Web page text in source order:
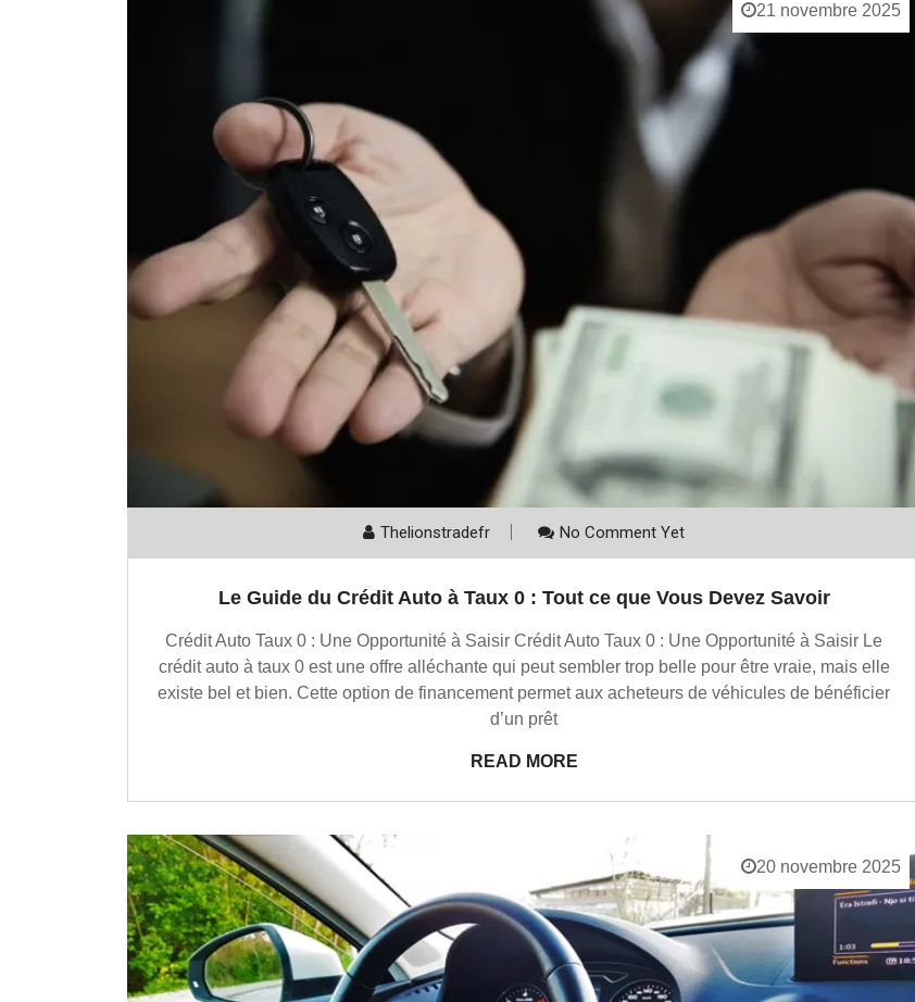
21 novembre 2025
Thelionstradefr No Comment Yet
Le Guide du Crédit Auto à Taux 0 : Tout ce que Vous Devez Savoir
Crédit Auto Taux 0 : Une Opportunité à Saisir Crédit Auto Taux 0 : Une Opportunité à Saisir Le
crédit auto à taux 0 est une offre alléchante qui peut sembler trop belle pour être vraie, mais elle
existe bel et bien. Cette option de financement permet aux acheteurs de véhicules de bénéficier
d’un prêt
READ MORE
20 novembre 2025